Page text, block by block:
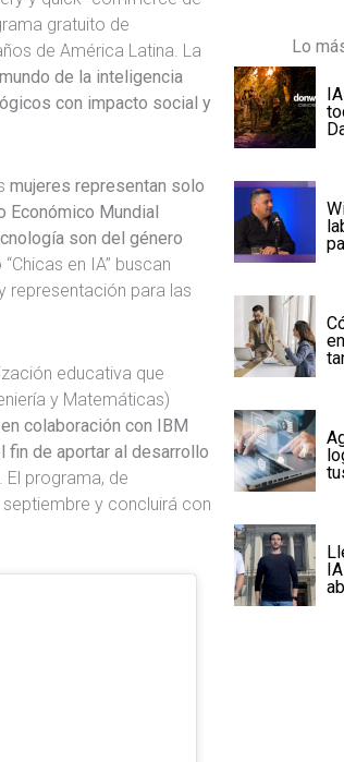
gratuito de
de América Latina. La
de la inteligencia
con impacto social y
mujeres representan solo
Económico Mundial
son del género
en IA” buscan
representación para las
educativa que
y Matemáticas)
colaboración con IBM
fin de aportar al desarrollo
. El programa, de
y concluirá con
Lo